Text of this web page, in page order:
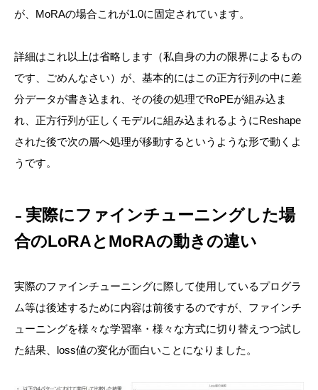
が、MoRAの場合これが1.0に固定されています。
詳細はこれ以上は省略します（私自身の力の限界によるもの
です、ごめんなさい）が、基本的にはこの正方行列の中に差
分データが書き込まれ、その後の処理でRoPEが組み込ま
れ、正方行列が正しくモデルに組み込まれるようにReshape
された後で次の層へ処理が移動するというような形で動くよ
うです。
実際にファインチューニングした場
合のLoRAとMoRAの動きの違い
実際のファインチューニングに際して使用しているプログラ
ム等は後述するために内容は前後するのですが、ファインチ
ューニングを様々な学習率・様々な方式に切り替えつつ試し
た結果、loss値の変化が面白いことになりました。